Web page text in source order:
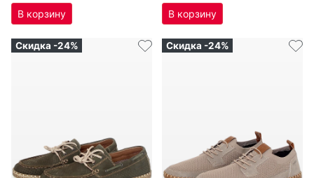
Скидка -24% Скидка -24%